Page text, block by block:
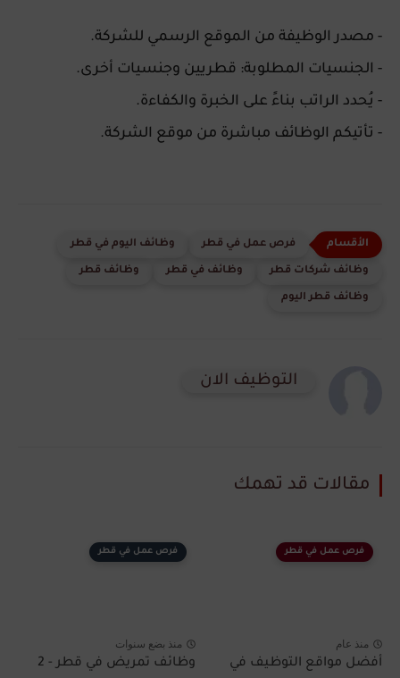
- مصدر الوظيفة من الموقع الرسمي للشركة.
- الجنسيات المطلوبة: قطريين وجنسيات أخرى.
- يُحدد الراتب بناءً على الخبرة والكفاءة.
- تأتيكم الوظائف مباشرة من موقع الشركة.
فرص عمل في قطر وظائف اليوم في قطر
وظائف شركات قطر وظائف في قطر وظائف قطر
وظائف قطر اليوم
التوظيف الان
مقالات قد تهمك
فرص عمل في قطر
منذ عام
أفضل مواقع التوظيف في
فرص عمل في قطر
منذ بضع سنوات
وظائف تمريض في قطر - 2